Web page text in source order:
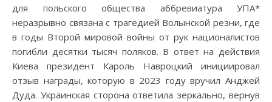
для польского общества аббревиатура УПА*
неразрывно связана с трагедией Волынской резни, где
в годы Второй мировой войны от рук националистов
погибли десятки тысяч поляков. В ответ на действия
Киева президент Кароль Навроцкий инициировал
отзыв награды, которую в 2023 году вручил Анджей
Дуда. Украинская сторона ответила зеркально, вернув